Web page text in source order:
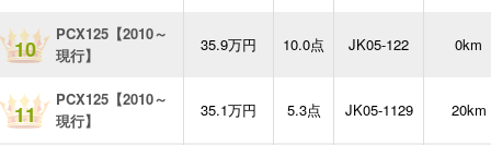
10
PCX125【2010～
現行】
35.9万円 10.0点 JK05-122 0km
11
PCX125【2010～
現行】
35.1万円 5.3点 JK05-1129 20km